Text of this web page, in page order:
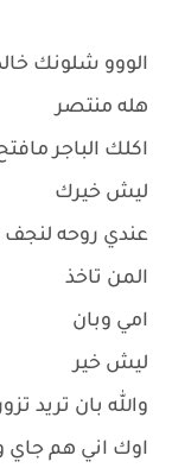
الووو شلونك
هله منتصر
اكلك الباجر
ليش خيرك
عندي روحه لنجف
المن تاخذ
امي وبان
ليش خير
والله بان تريد
اوك اني هم جاي